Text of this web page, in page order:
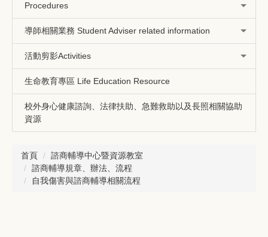
Procedures
導師相關業務 Student Adviser related information
活動剪影Activities
生命教育專區 Life Education Resource
校外身心健康諮詢、法律扶助、急難救助以及長照相關協助
資源
首頁
諮商輔導中心暨資源教室
諮商輔導規章、辦法、流程
自我傷害與諮商輔導相關流程